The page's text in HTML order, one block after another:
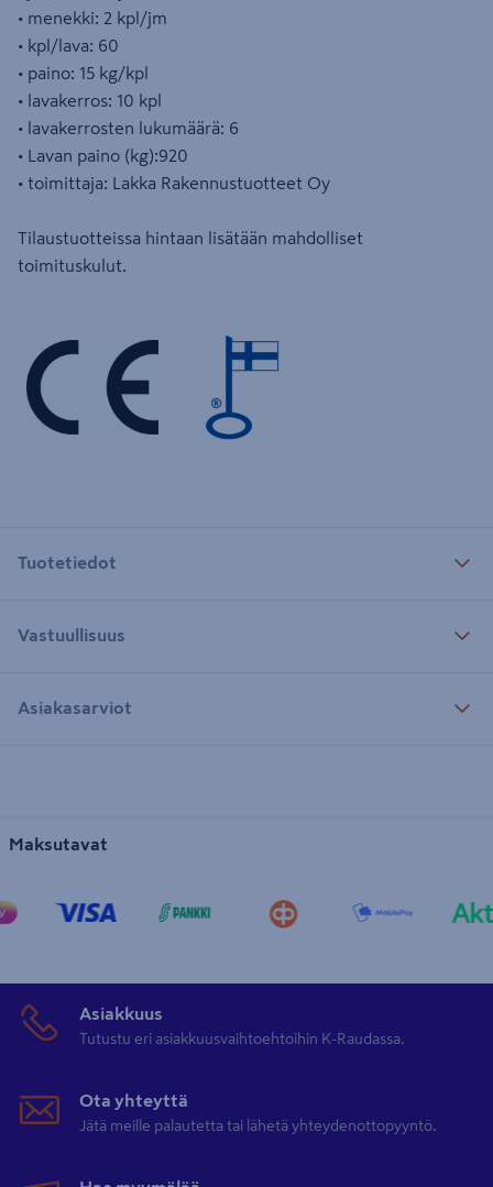
• menekki: 2 kpl/jm
• kpl/lava: 60
• paino: 15 kg/kpl
• lavakerros: 10 kpl
• lavakerrosten lukumäärä: 6
• Lavan paino (kg):920
• toimittaja: Lakka Rakennustuotteet Oy
Tilaustuotteissa hintaan lisätään mahdolliset
toimituskulut.
Tuotetiedot
Vastuullisuus
Asiakasarviot
Maksutavat
Asiakkuus
Tutustu eri asiakkuusvaihtoehtoihin K-Raudassa.
Ota yhteyttä
Jätä meille palautetta tai lähetä yhteydenottopyyntö.